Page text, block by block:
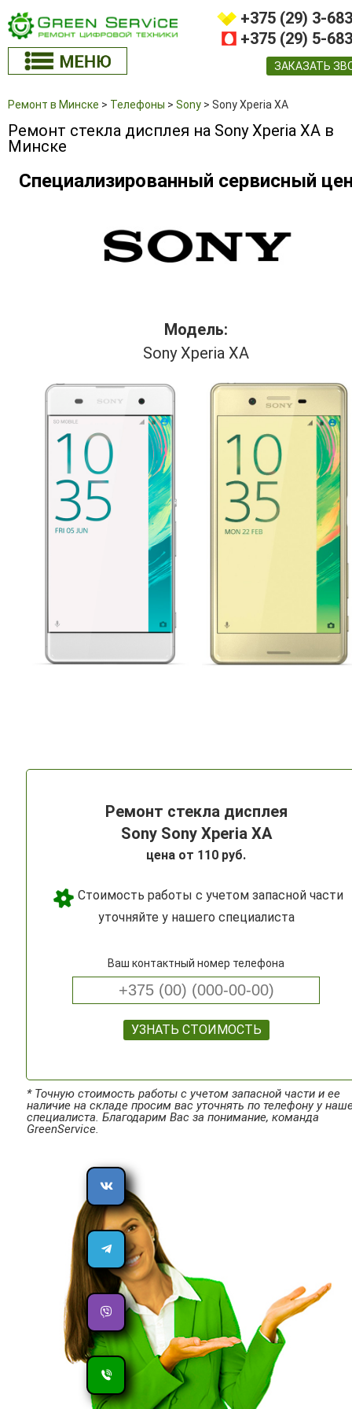
+375 (29) 3-
+375 (29) 5-
ЗАКАЗАТЬ
Ремонт в Минске > Телефоны > Sony> Sony Xperia XA
Ремонт стекла дисплея на Sony Xperia XA в
Минске
Специализированный сервисный
Модель:
Sony Xperia XA
Ремонт стекла дисплея
Sony Sony Xperia XA
цена от 110 руб.
Стоимость работы с учетом запасной части
уточняйте у нашего специалиста
Ваш контактный номер телефона
УЗНАТЬ СТОИМОСТЬ
* Точную стоимость работы с учетом запасной части и ее
наличие на складе просим вас уточнять по телефону у
специалиста. Благодарим Вас за понимание, команда
GreenService.